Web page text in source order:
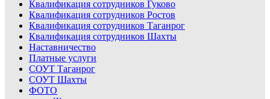
Квалификация сотрудников Гуково
Квалификация сотрудников Ростов
Квалификация сотрудников Таганрог
Квалификация сотрудников Шахты
Наставничество
Платные услуги
СОУТ Таганрог
СОУТ Шахты
ФОТО